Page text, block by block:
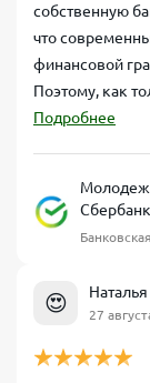
собственную
что
финансовой
Поэтому, как
Подробнее
Сбербанк
дебетовая
😍 Наталья
27